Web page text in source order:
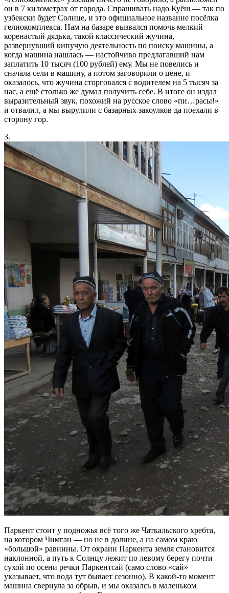
он в 7 километрах от города. Спрашивать надо Куёш — так по
узбекски будет Солнце, и это официальное название посёлка
гелиокомплекса. Нам на базаре вызвался помочь мелкий
коренастый дядька, такой классический жучина,
развернувший кипучую деятельность по поиску машины, а
когда машина нашлась — настойчиво предлагавший нам
заплатить 10 тысяч (100 рублей) ему. Мы не повелись и
сначала сели в машину, а потом заговорили о цене, и
оказалось, что жучина сторговался с водителем на 5 тысяч за
нас, а ещё столько же думал получить себе. В итоге он издал
выразительный звук, похожий на русское слово «пи…расы!»
и отвалил, а мы вырулили с базарных закоулков да поехали в
сторону гор.
3.
Паркент стоит у подножья всё того же Чаткальского хребта,
на котором Чимган — но не в долине, а на самом краю
«большой» равнины. От окраин Паркента земля становится
наклонной, а путь к Солнцу лежит по левому берегу почти
сухой по осени речки Паркентсай (само слово «сай»
указывает, что вода тут бывает сезонно). В какой-то момент
машина свернула за обрыв, и мы оказалсь в маленьком